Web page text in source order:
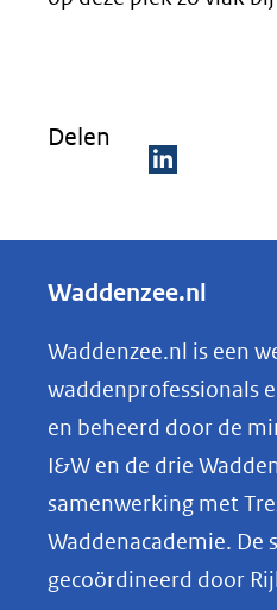
Delen
e
e
n
o
p
k
e
Waddenzee.nl
Waddenzee.nl is een
waddenprofessionals
en beheerd door de
I&W en de drie
samenwerking met
Waddenacademie. De
gecoördineerd door